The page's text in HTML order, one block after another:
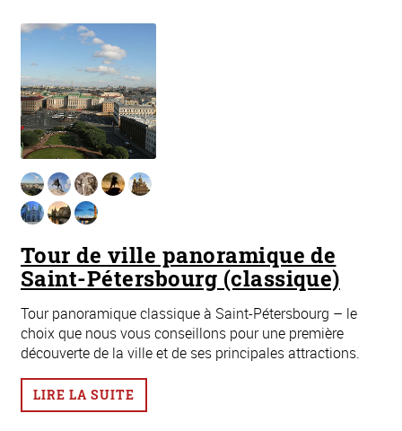
Tour de ville panoramique de
Saint-Pétersbourg (classique)
Tour panoramique classique à Saint-Pétersbourg – le
choix que nous vous conseillons pour une première
découverte de la ville et de ses principales attractions.
LIRE LA SUITE